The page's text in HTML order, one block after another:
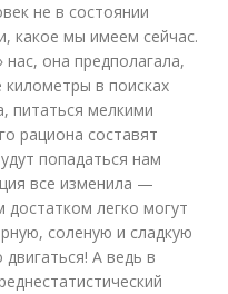
не в состоянии
какое мы имеем сейчас.
она предполагала,
в поисках
питаться мелкими
рациона составят
попадаться нам
все изменила —
легко могут
соленую и сладкую
А ведь в